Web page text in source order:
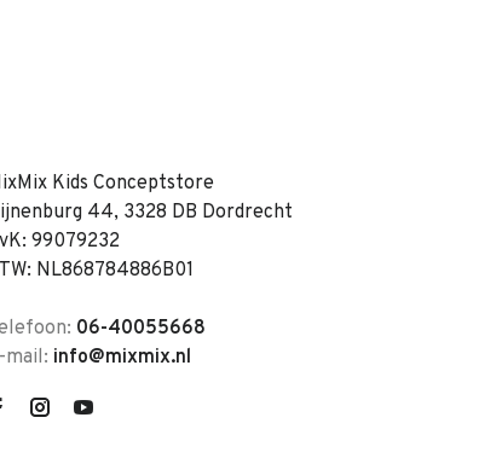
Kids Conceptstore
44, 3328 DB Dordrecht
99079232
NL868784886B01
06-40055668
mail: info@mixmix.nl